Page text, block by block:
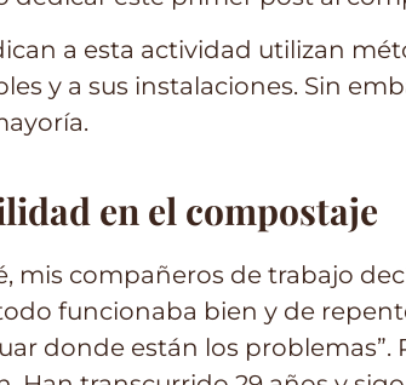
a esta actividad utilizan
y a sus instalaciones. Sin
en el compostaje
mis compañeros de trabajo
funcionaba bien y de
donde están los